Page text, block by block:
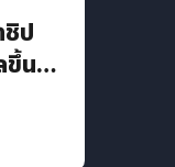
ชิป
ขึ้น